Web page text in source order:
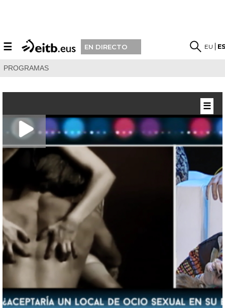
☰ EN DIRECTO EU
PROGRAMAS
☰